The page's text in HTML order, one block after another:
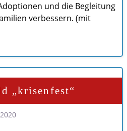
und die Begleitung
verbessern. (mit
„krisenfest“